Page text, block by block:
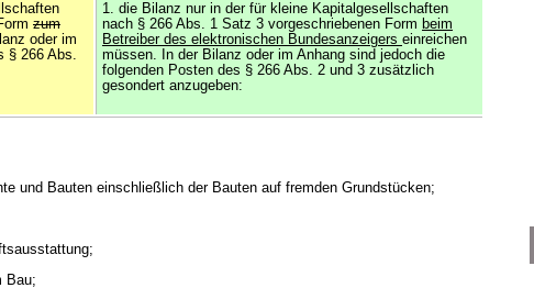
zum
oder im
§ 266 Abs.
1. die Bilanz nur in der für kleine Kapitalgesellschaften
nach § 266 Abs. 1 Satz 3 vorgeschriebenen Form beim
Betreiber des elektronischen Bundesanzeigers einreichen
müssen. In der Bilanz oder im Anhang sind jedoch die
folgenden Posten des § 266 Abs. 2 und 3 zusätzlich
gesondert anzugeben:
und Bauten einschließlich der Bauten auf fremden Grundstücken;
Bau;